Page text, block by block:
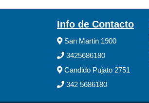
Info de Contacto
San Martin 1900
3425686180
Candido Pujato 2751
342 5686180